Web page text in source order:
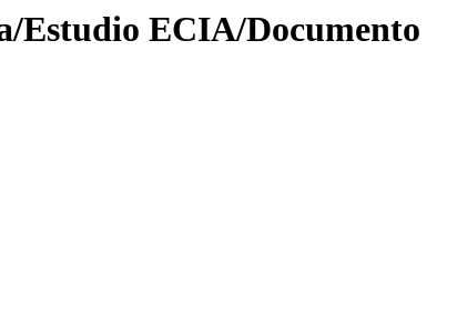
Estudio ECIA/Documento